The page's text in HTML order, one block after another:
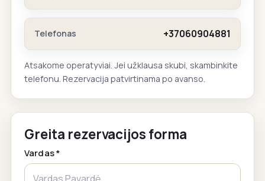
Telefonas +37060904881
Atsakome operatyviai. Jei užklausa skubi, skambinkite
telefonu. Rezervacija patvirtinama po avanso.
Greita rezervacijos forma
Vardas *